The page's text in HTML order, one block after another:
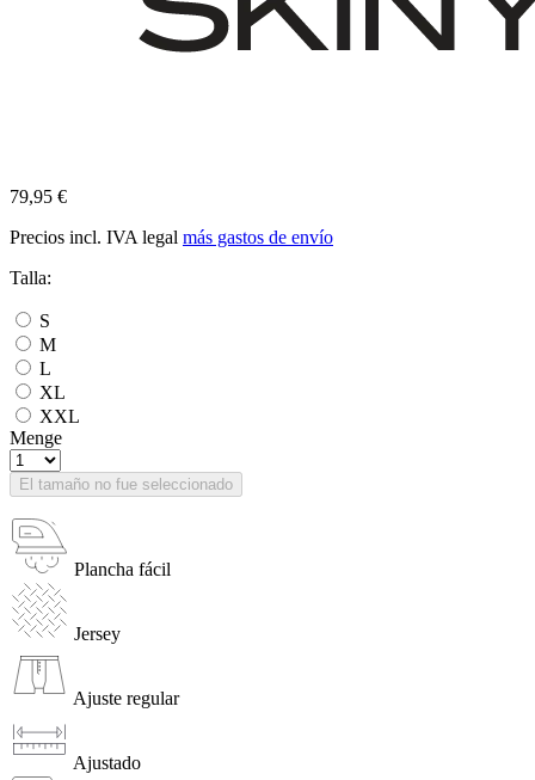
79,95 €
Precios incl. IVA legal más gastos de envío
Talla:
S
M
L
XL
XXL
Menge
El tamaño no fue seleccionado
Plancha fácil
Jersey
Ajuste regular
Ajustado